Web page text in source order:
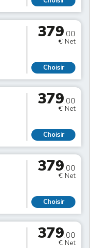
379.00
€ Net
Choisir
379.00
€ Net
Choisir
379.00
€ Net
Choisir
379.00
€ Net